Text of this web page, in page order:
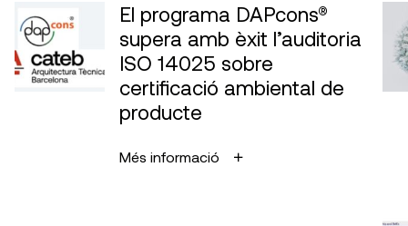
El programa DAPcons®
supera amb èxit l’auditoria
ISO 14025 sobre
certificació ambiental de
producte
Més informació